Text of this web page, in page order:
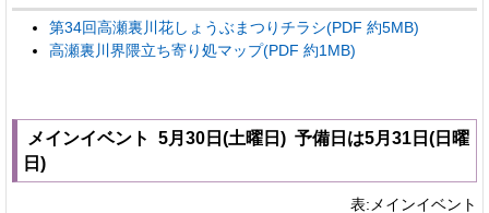
第34回高瀬裏川花しょうぶまつりチラシ(PDF 約5MB)
高瀬裏川界隈立ち寄り処マップ(PDF 約1MB)
メインイベント 5月30日(土曜日) 予備日は5月31日(日曜
日)
表:メインイベント